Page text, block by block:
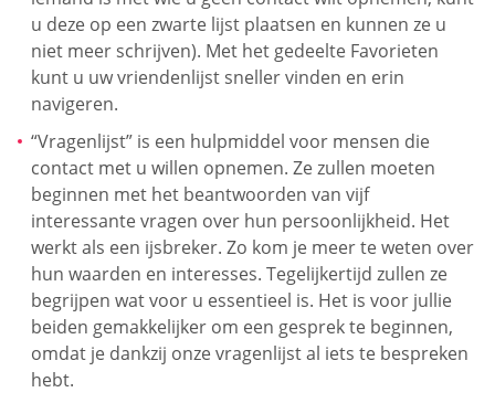
u deze op een zwarte lijst plaatsen en kunnen ze u
niet meer schrijven). Met het gedeelte Favorieten
kunt u uw vriendenlijst sneller vinden en erin
navigeren.
“Vragenlijst” is een hulpmiddel voor mensen die
contact met u willen opnemen. Ze zullen moeten
beginnen met het beantwoorden van vijf
interessante vragen over hun persoonlijkheid. Het
werkt als een ijsbreker. Zo kom je meer te weten over
hun waarden en interesses. Tegelijkertijd zullen ze
begrijpen wat voor u essentieel is. Het is voor jullie
beiden gemakkelijker om een gesprek te beginnen,
omdat je dankzij onze vragenlijst al iets te bespreken
hebt.